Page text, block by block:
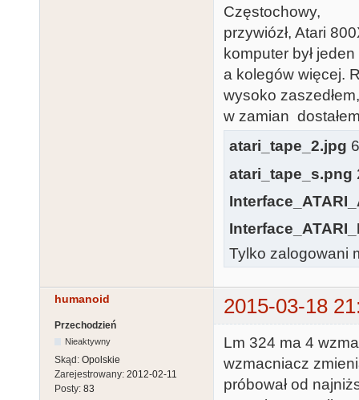
Częstochowy,
przywiózł, Atari
komputer był jeden
a kolegów więcej.
wysoko zaszedłem,
w zamian
atari_tape_2.jpg
atari_tape_s.png
Tylko zalogowani
humanoid 2015-03-18
Przechodzień
Nieaktywny
Skąd: Opolskie
Zarejestrowany: 2012-02-11
Posty: 83
Lm 324 ma 4
wzmacniacz
próbował od